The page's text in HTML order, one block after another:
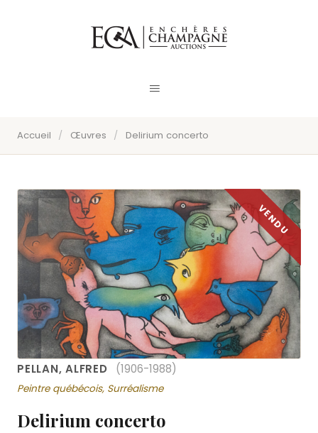
Accueil / Œuvres / Delirium concerto
PELLAN, ALFRED (1906-1988)
Peintre québécois, Surréalisme
Delirium concerto